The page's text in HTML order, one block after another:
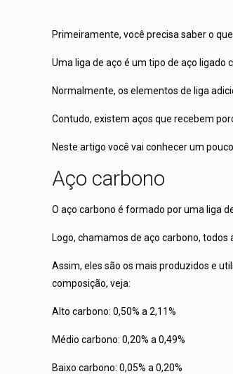
Primeiramente, você precisa saber o que
Uma liga de aço é um tipo de aço
Normalmente, os elementos de liga
Contudo, existem aços que recebem
Neste artigo você vai conhecer um
Aço carbono
O aço carbono é formado por uma liga
Logo, chamamos de aço carbono,
Assim, eles são os mais produzidos e
composição, veja:
Alto carbono: 0,50% a 2,11%
Médio carbono: 0,20% a 0,49%
Baixo carbono: 0,05% a 0,20%